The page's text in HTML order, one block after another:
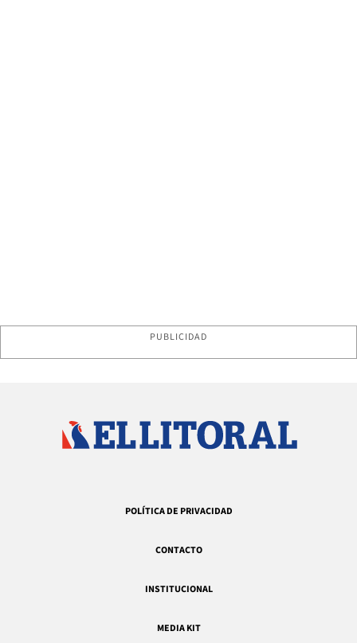
PUBLICIDAD
POLÍTICA DE PRIVACIDAD
CONTACTO
INSTITUCIONAL
MEDIA KIT